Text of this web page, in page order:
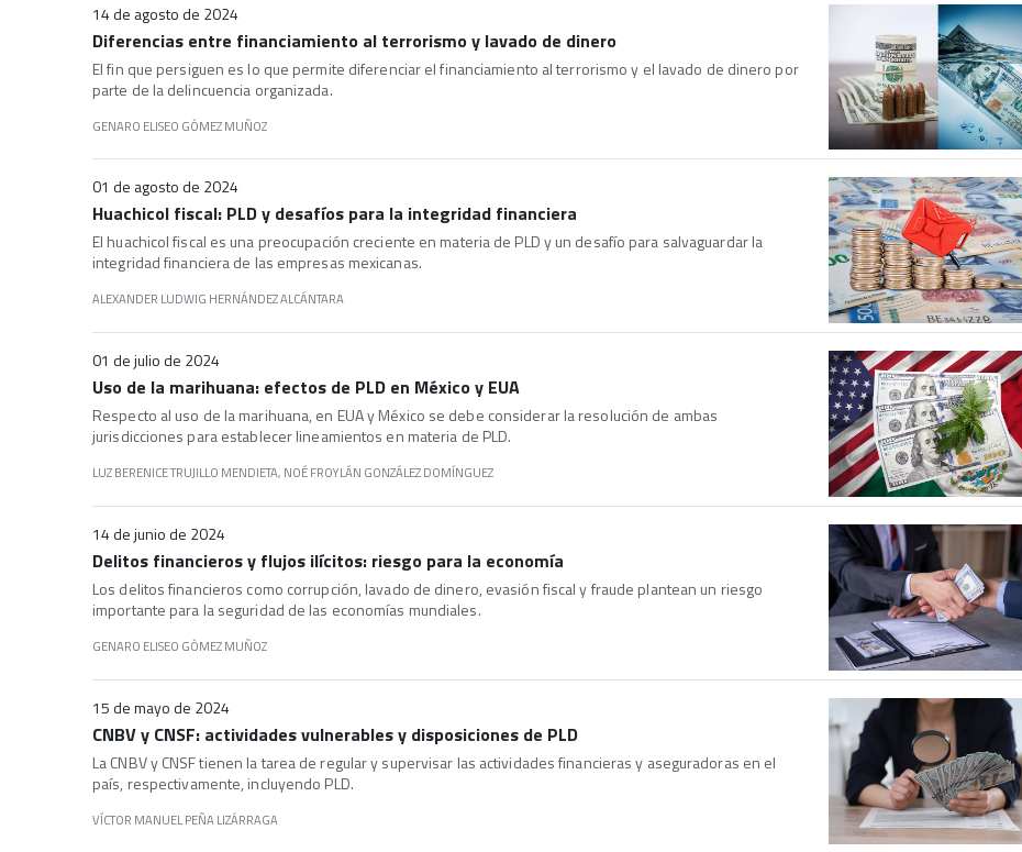
14 de agosto de 2024
Diferencias entre financiamiento al terrorismo y lavado de dinero
El fin que persiguen es lo que permite diferenciar el financiamiento al terrorismo y el lavado de dinero por
parte de la delincuencia organizada.
GENARO ELISEO GÓMEZ MUÑOZ
01 de agosto de 2024
Huachicol fiscal: PLD y desafíos para la integridad financiera
El huachicol fiscal es una preocupación creciente en materia de PLD y un desafío para salvaguardar la
integridad financiera de las empresas mexicanas.
ALEXANDER LUDWIG HERNÁNDEZ ALCÁNTARA
01 de julio de 2024
Uso de la marihuana: efectos de PLD en México y EUA
Respecto al uso de la marihuana, en EUA y México se debe considerar la resolución de ambas
jurisdicciones para establecer lineamientos en materia de PLD.
LUZ BERENICE TRUJILLO MENDIETA, NOÉ FROYLÁN GONZÁLEZ DOMÍNGUEZ
14 de junio de 2024
Delitos financieros y flujos ilícitos: riesgo para la economía
Los delitos financieros como corrupción, lavado de dinero, evasión fiscal y fraude plantean un riesgo
importante para la seguridad de las economías mundiales.
GENARO ELISEO GÓMEZ MUÑOZ
15 de mayo de 2024
CNBV y CNSF: actividades vulnerables y disposiciones de PLD
La CNBV y CNSF tienen la tarea de regular y supervisar las actividades financieras y aseguradoras en el
país, respectivamente, incluyendo PLD.
VÍCTOR MANUEL PEÑA LIZÁRRAGA